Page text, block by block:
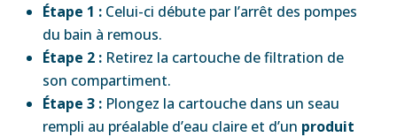
Étape 1 : Celui-ci débute par l’arrêt des pompes
du bain à remous.
Étape 2 : Retirez la cartouche de filtration de
son compartiment.
Étape 3 : Plongez la cartouche dans un seau
rempli au préalable d’eau claire et d’un produit